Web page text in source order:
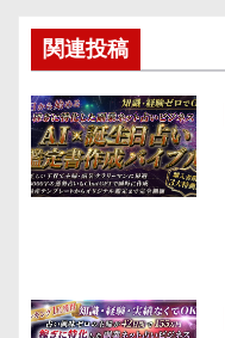
ョ
ン
関連投稿